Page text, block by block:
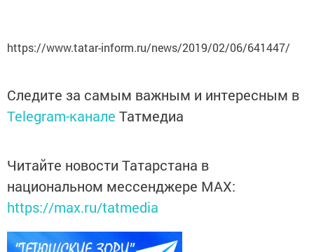
https://www.tatar-inform.ru/news/2019/02/06/641447/
Следите за самым важным и интересным в
Telegram-канале Татмедиа
Читайте новости Татарстана в
национальном мессенджере MАХ:
https://max.ru/tatmedia